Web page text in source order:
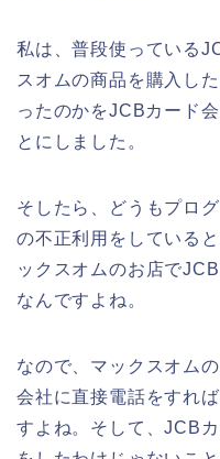
私は、普段使っている
スオムの商品を購入し
ったのかをJCBカード
とにしました。
そしたら、どうもプロ
の不正利用をしている
ックスオムのお店で
なんですよね。
なので、マックスオム
会社に直接電話をすれ
すよね。そして、JCB